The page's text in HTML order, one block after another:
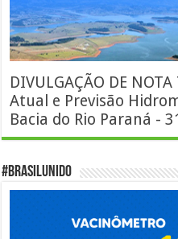
DIVULGAÇÃO DE
Atual e Previsão
Bacia do Rio Paraná -
#BrasilUnido